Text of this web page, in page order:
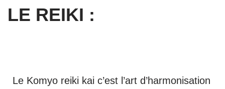
LE REIKI :
Le Komyo reiki kai c’est l’art d’harmonisation